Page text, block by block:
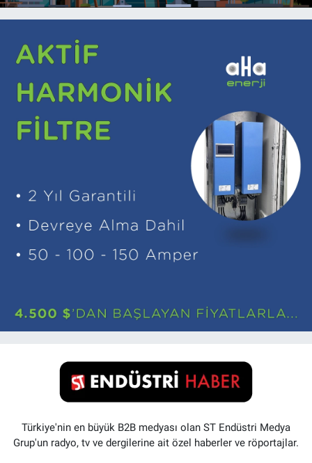
Türkiye'nin en büyük B2B medyası olan ST Endüstri Medya
Grup'un radyo, tv ve dergilerine ait özel haberler ve röportajlar.